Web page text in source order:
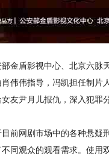
盾影视中心、北京六脉天
伟伟指导，冯凯担任制片
友尹月儿报仇，深入犯罪
网剧市场中的各种悬疑刑
同观众的观看需求。使用